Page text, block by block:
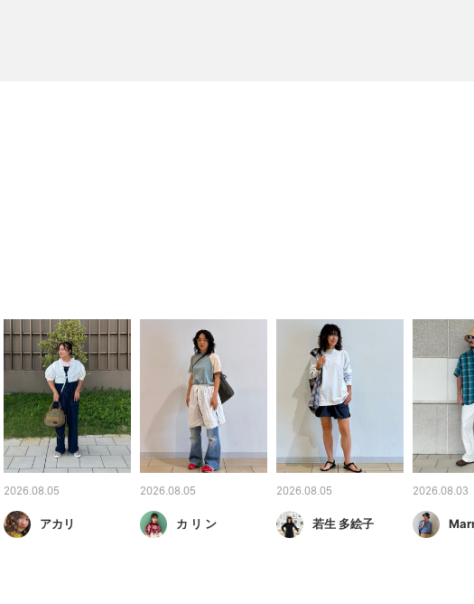
2026.08.05
アカリ
2026.08.05
カ リ ン
2026.08.05
若生 多絵子
2026.08.03